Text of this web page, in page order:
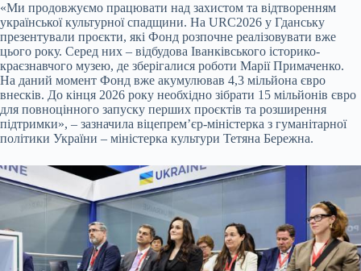
«Ми продовжуємо працювати над захистом та відтворенням
української культурної спадщини. На URC2026 у Гданську
презентували проєкти, які Фонд розпочне реалізовувати вже
цього року. Серед них – відбудова Іванківського історико-
краєзнавчого музею, де зберігалися роботи Марії Примаченко.
На даний момент Фонд вже акумулював 4,3 мільйона євро
внесків. До кінця 2026 року необхідно зібрати 15 мільйонів євро
для повноцінного запуску перших проєктів та розширення
підтримки», – зазначила віцепрем’єр-міністерка з гуманітарної
політики України – міністерка культури Тетяна Бережна.